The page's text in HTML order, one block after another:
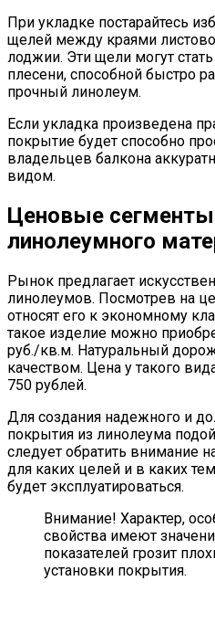
При укладке постарайтесь
щелей между краями
лоджии. Эти щели могут
плесени, способной быстро
прочный линолеум.
Если укладка произведена
покрытие будет способно
владельцев балкона
видом.
Ценовые
линолеумного
Рынок предлагает
линолеумов. Посмотрев на
относят его к экономному
такое изделие можно
руб./кв.м. Натуральный
качеством. Цена у такого
750 рублей.
Для создания надежного и
покрытия из линолеума
следует обратить внимание
для каких целей и в каких
будет эксплуатироваться.
Внимание! Характер,
свойства имеют
показателей грозит
установки покрытия.